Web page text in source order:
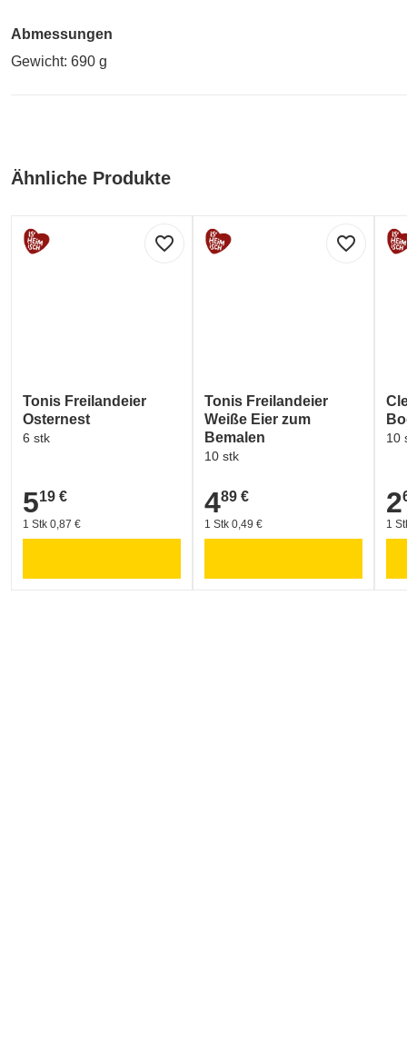
Abmessungen
Gewicht: 690 g
Ähnliche Produkte
favorite_border
Tonis Freilandeier
Osternest
6 stk
5,19 €
519 €
1 Stk 0,87 €
favorite_border
Tonis Freilandeier
Weiße Eier zum
Bemalen
10 stk
4,89 €
489 €
1 Stk 0,49 €
10
2
1